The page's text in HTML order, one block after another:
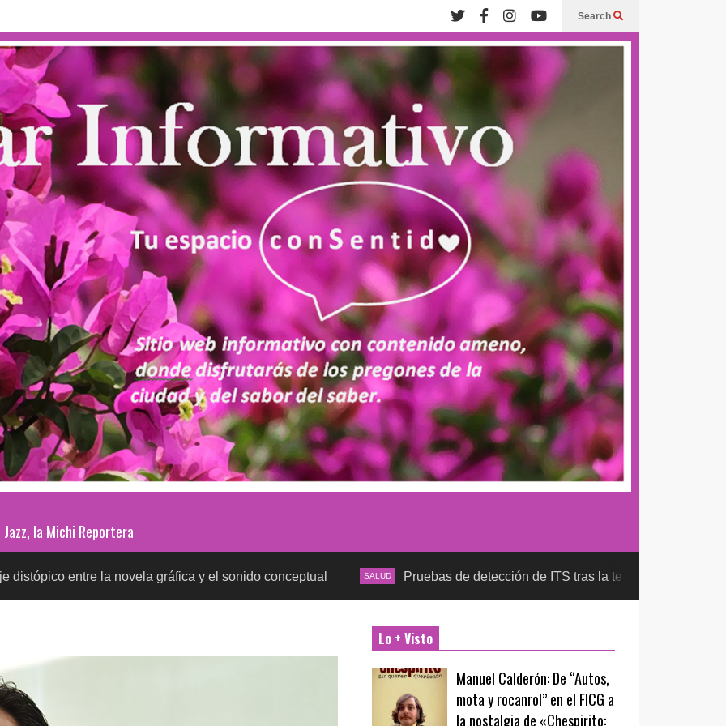
Search
Jazz, la Michi Reportera
la novela gráfica y el sonido conceptual SALUD Pruebas de detección de ITS tras la temporada futbolera,
Lo + Visto
Manuel Calderón: De “Autos,
mota y rocanrol” en el FICG a
la nostalgia de «Chespirito: